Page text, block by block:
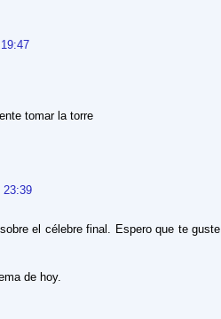
tomar la torre
23:39
el célebre final. Espero que te guste
de hoy.